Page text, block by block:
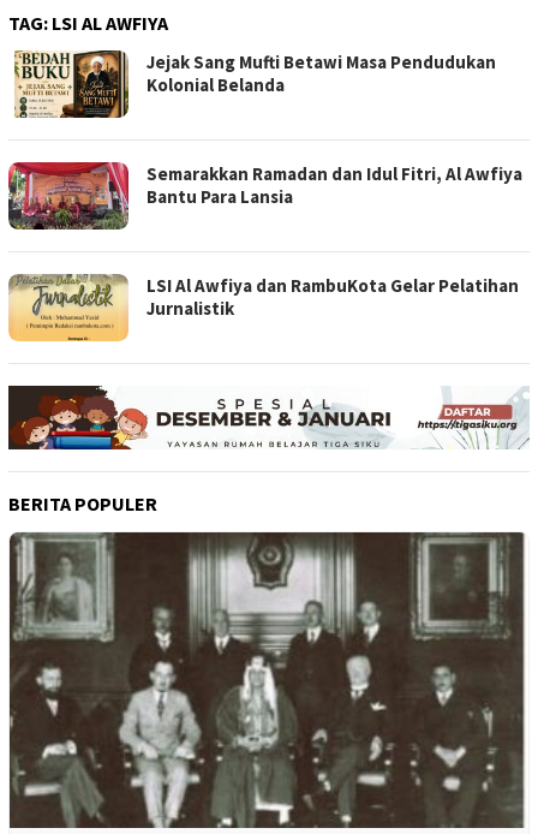
TAG: LSI AL AWFIYA
Jejak Sang Mufti Betawi Masa Pendudukan
Kolonial Belanda
Semarakkan Ramadan dan Idul Fitri, Al Awfiya
Bantu Para Lansia
LSI Al Awfiya dan RambuKota Gelar Pelatihan
Jurnalistik
BERITA POPULER